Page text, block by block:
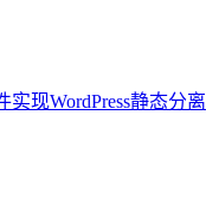
现WordPress静态分离